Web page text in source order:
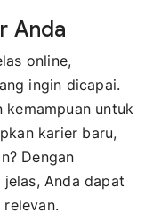
Anda
online,
ingin dicapai.
kemampuan untuk
karier baru,
Dengan
Anda dapat